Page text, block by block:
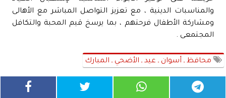
والمناسبات الدينية ، مع تعزيز التواصل المباشر مع الأهالى
ومشاركة الأطفال فرحتهم ، بما يرسخ قيم المحبة والتكافل
المجتمعى .
محافظ ـ أسوان ـ عيد ـ الأضحي ـ المبارك